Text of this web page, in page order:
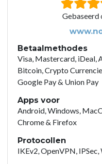
Gebaseerd
Betaalmethodes
Visa, Mastercard, iDeal,
Bitcoin, Crypto
Google Pay & Union Pay
Apps voor
Android, Windows,
Chrome & Firefox
Protocollen
IKEv2, OpenVPN,